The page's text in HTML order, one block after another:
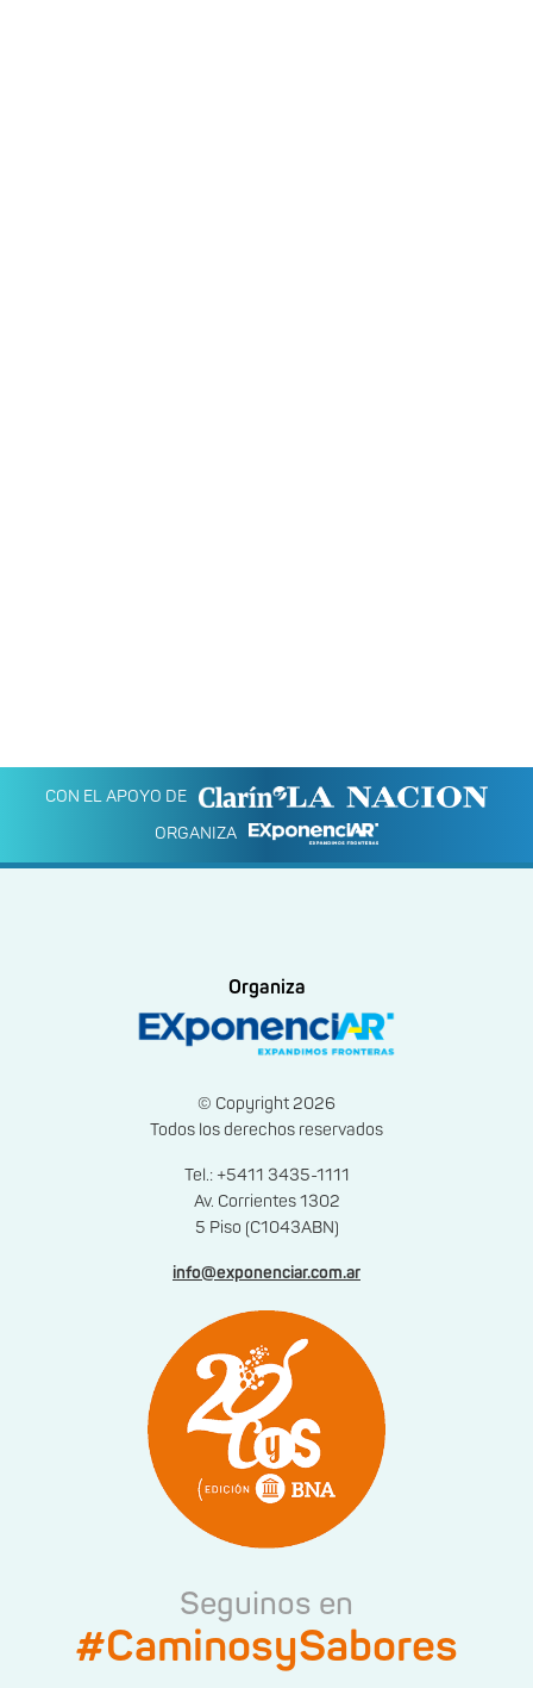
CON EL APOYO DE
ORGANIZA
Organiza
© Copyright 2026
Todos los derechos reservados
Tel.: +5411 3435-1111
Av. Corrientes 1302
5 Piso (C1043ABN)
info@exponenciar.com.ar
Seguinos en
#CaminosySabores